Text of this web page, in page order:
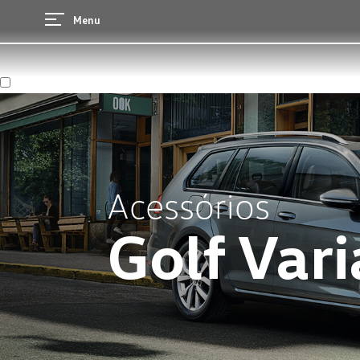
Menu
Acessórios
Golf